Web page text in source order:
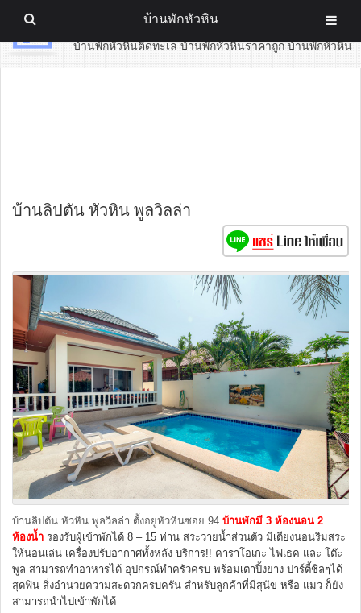
บ้านพักหัวหิน
บ้านพักหัวหินติดทะเล บ้านพักหัวหินราคาถูก บ้านพักหัวหิน
บ้านลิปตัน หัวหิน พูลวิลล่า
บ้านลิปตัน หัวหิน พูลวิลล่า ตั้งอยู่หัวหินซอย 94 บ้านพักมี 3 ห้องนอน 2
ห้องน้ำ รองรับผู้เข้าพักได้ 8 – 15 ท่าน สระว่ายน้ำส่วนตัว มีเตียงนอนริมสระ
ให้นอนเล่น เครื่องปรับอากาศทั้งหลัง บริการ!! คาราโอเกะ ไฟเธค และ โต๊ะ
พูล สามารถทำอาหารได้ อุปกรณ์ทำครัวครบ พร้อมเตาปิ้งย่าง ปาร์ตี้ชิลๆได้
สุดฟิน สิ่งอำนวยความสะดวกครบครัน สำหรับลูกค้าที่มีสุนัข หรือ แมว ก็ยัง
สามารถนำไปเข้าพักได้
บ้านพักหัวหิน